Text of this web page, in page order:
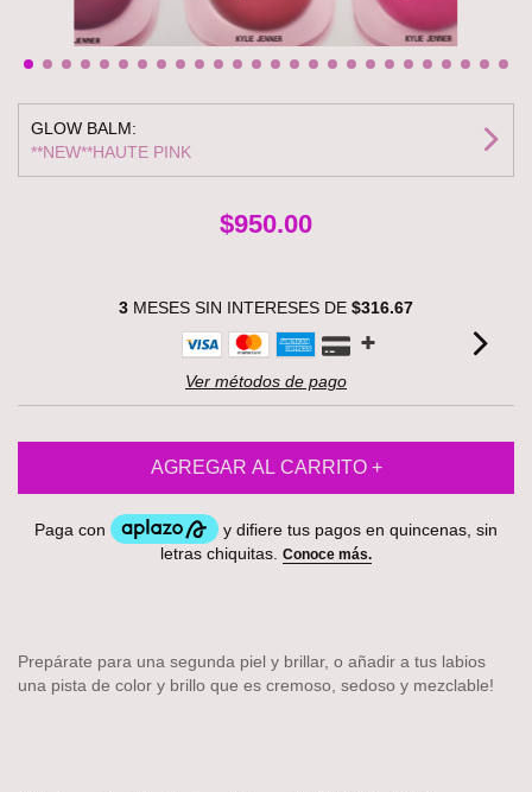
GLOW BALM:
**NEW**HAUTE PINK
$950.00
3 MESES SIN INTERESES DE $316.67
Ver métodos de pago
Prepárate para una segunda piel y brillar, o añadir a tus labios
una pista de color y brillo que es cremoso, sedoso y mezclable!